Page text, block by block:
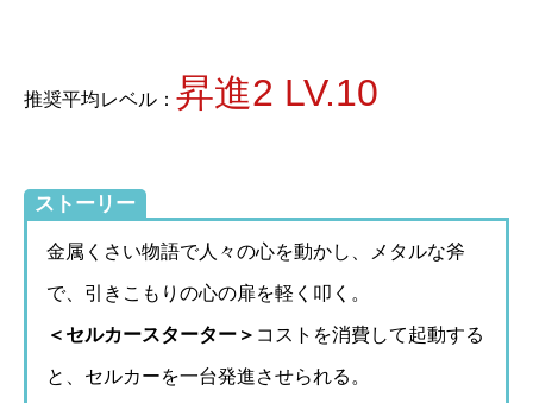
推奨平均レベル： 昇進2 LV.10
ストーリー
金属くさい物語で人々の心を動かし、メタルな斧
で、引きこもりの心の扉を軽く叩く。
＜セルカースターター＞ コストを消費して起動する
と、セルカーを一台発進させられる。